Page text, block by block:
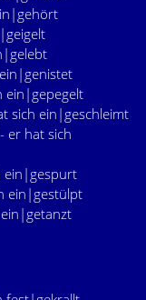
ein|gepegelt
sich ein|geschleimt
er hat sich
ein|gespurt
ein|gestülpt